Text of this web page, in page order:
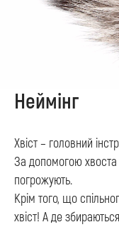
Неймінг
Хвіст – головний
За допомогою хвоста
погрожують.
Крім того, що
хвіст! А де